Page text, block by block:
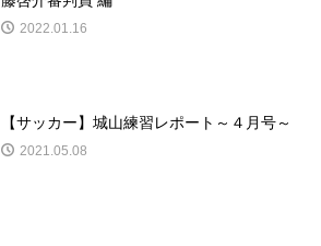
2022.01.16
【サッカー】城山練習レポート～４月号～
2021.05.08